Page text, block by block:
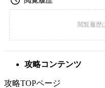
攻略コンテンツ
攻略TOPページ